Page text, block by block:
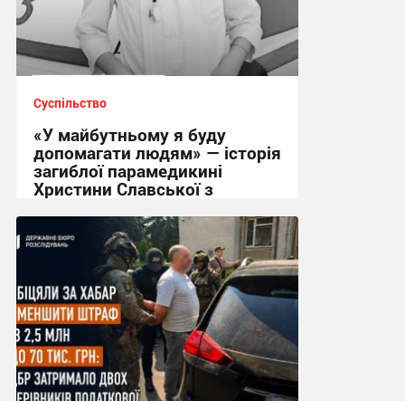
Суспільство
«У майбутньому я буду
допомагати людям» — історія
загиблої парамедикині
Христини Славської з
21:32, 7.08.2026